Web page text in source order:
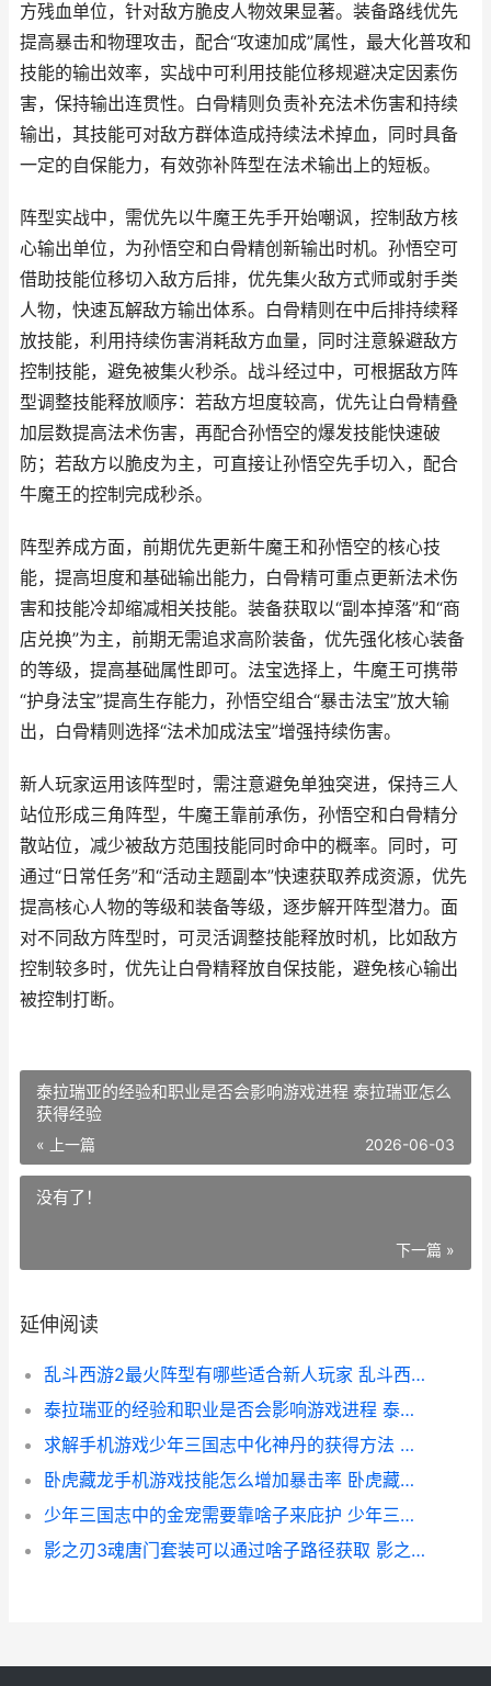
方残血单位，针对敌方脆皮人物效果显著。装备路线优先
提高暴击和物理攻击，配合“攻速加成”属性，最大化普攻和
技能的输出效率，实战中可利用技能位移规避决定因素伤
害，保持输出连贯性。白骨精则负责补充法术伤害和持续
输出，其技能可对敌方群体造成持续法术掉血，同时具备
一定的自保能力，有效弥补阵型在法术输出上的短板。
阵型实战中，需优先以牛魔王先手开始嘲讽，控制敌方核
心输出单位，为孙悟空和白骨精创新输出时机。孙悟空可
借助技能位移切入敌方后排，优先集火敌方式师或射手类
人物，快速瓦解敌方输出体系。白骨精则在中后排持续释
放技能，利用持续伤害消耗敌方血量，同时注意躲避敌方
控制技能，避免被集火秒杀。战斗经过中，可根据敌方阵
型调整技能释放顺序：若敌方坦度较高，优先让白骨精叠
加层数提高法术伤害，再配合孙悟空的爆发技能快速破
防；若敌方以脆皮为主，可直接让孙悟空先手切入，配合
牛魔王的控制完成秒杀。
阵型养成方面，前期优先更新牛魔王和孙悟空的核心技
能，提高坦度和基础输出能力，白骨精可重点更新法术伤
害和技能冷却缩减相关技能。装备获取以“副本掉落”和“商
店兑换”为主，前期无需追求高阶装备，优先强化核心装备
的等级，提高基础属性即可。法宝选择上，牛魔王可携带
“护身法宝”提高生存能力，孙悟空组合“暴击法宝”放大输
出，白骨精则选择“法术加成法宝”增强持续伤害。
新人玩家运用该阵型时，需注意避免单独突进，保持三人
站位形成三角阵型，牛魔王靠前承伤，孙悟空和白骨精分
散站位，减少被敌方范围技能同时命中的概率。同时，可
通过“日常任务”和“活动主题副本”快速获取养成资源，优先
提高核心人物的等级和装备等级，逐步解开阵型潜力。面
对不同敌方阵型时，可灵活调整技能释放时机，比如敌方
控制较多时，优先让白骨精释放自保技能，避免核心输出
被控制打断。
泰拉瑞亚的经验和职业是否会影响游戏进程 泰拉瑞亚怎么
获得经验
« 上一篇 2026-06-03
没有了！
下一篇 »
延伸阅读
乱斗西游2最火阵型有哪些适合新人玩家 乱斗西游2最火英雄
泰拉瑞亚的经验和职业是否会影响游戏进程 泰拉瑞亚怎么获得经验
求解手机游戏少年三国志中化神丹的获得方法 手机游戏问题
卧虎藏龙手机游戏技能怎么增加暴击率 卧虎藏龙单机游戏
少年三国志中的金宠需要靠啥子来庇护 少年三国志中的神将搭配
影之刃3魂唐门套装可以通过啥子路径获取 影之刃3 唐门